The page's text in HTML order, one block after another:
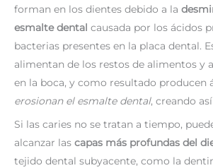
forman en los dientes debido a la
esmalte dental causada por los ácidos
bacterias presentes en la placa dental.
alimentan de los restos de alimentos y
en la boca, y como resultado producen
erosionan el esmalte dental, creando
Si las caries no se tratan a tiempo,
alcanzar las capas más profundas del
tejido dental subyacente, como la